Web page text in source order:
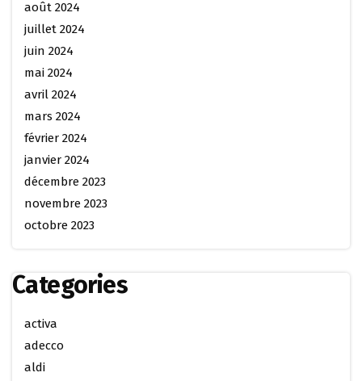
août 2024
juillet 2024
juin 2024
mai 2024
avril 2024
mars 2024
février 2024
janvier 2024
décembre 2023
novembre 2023
octobre 2023
Categories
activa
adecco
aldi